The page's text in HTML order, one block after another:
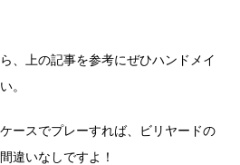
、上の記事を参考にぜひハンドメイ
。
ースでプレーすれば、ビリヤードの
違いなしですよ！